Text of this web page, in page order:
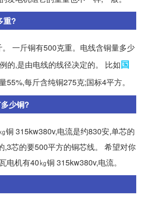
重?
一斤铜有500克重。电线含铜量多少
的,是由电线的线径决定的。 比如国
55%,每斤含纯铜275克;国标4平方。
少铜?
铜 315kw380v,电流是约830安,单芯的
,3芯的要500平方的铜芯线。 希望对你
电机有40㎏铜 315kw380v,电流。